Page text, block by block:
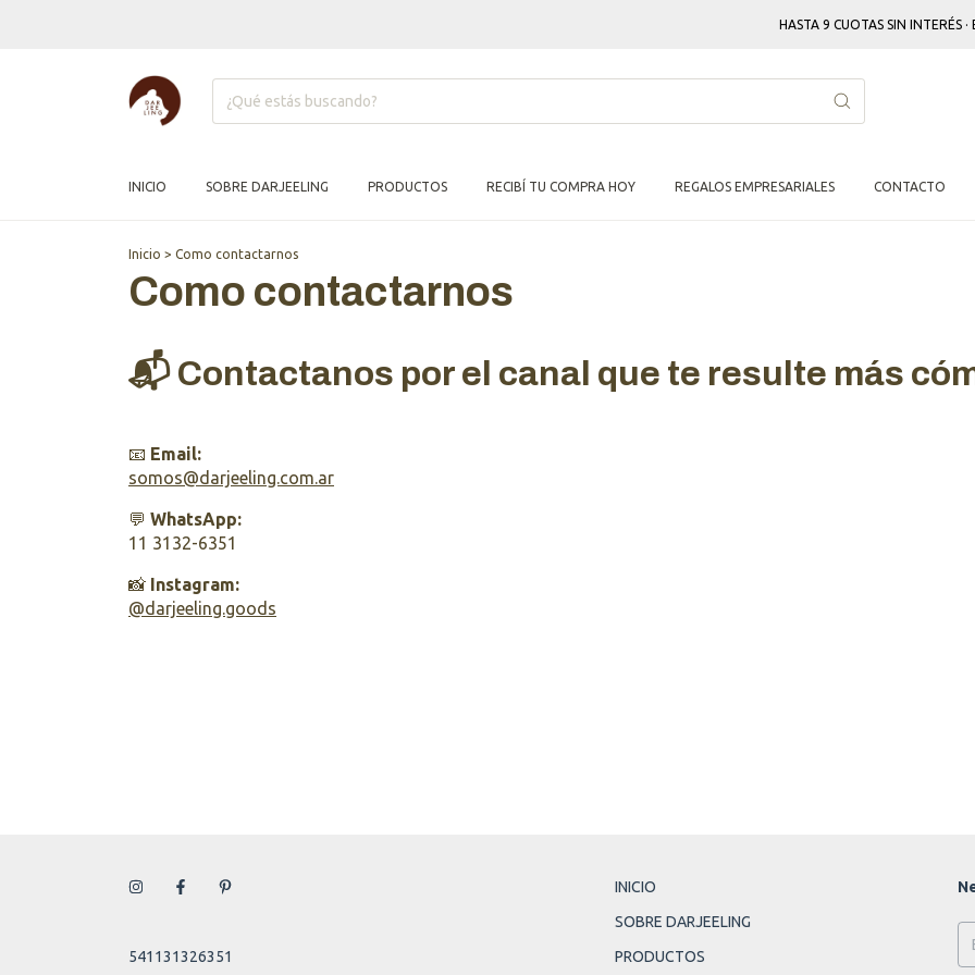
HASTA 9 CUOTAS SIN INTERÉS
INICIO SOBRE DARJEELING PRODUCTOS RECIBÍ TU COMPRA HOY REGALOS EMPRESARIALES CONTACTO
Inicio > Como contactarnos
Como contactarnos
📬 Contactanos por el canal que te resulte más
📧 Email:
somos@darjeeling.com.ar
💬 WhatsApp:
11 3132-6351
📸 Instagram:
@darjeeling.goods
541131326351
INICIO
SOBRE DARJEELING
PRODUCTOS